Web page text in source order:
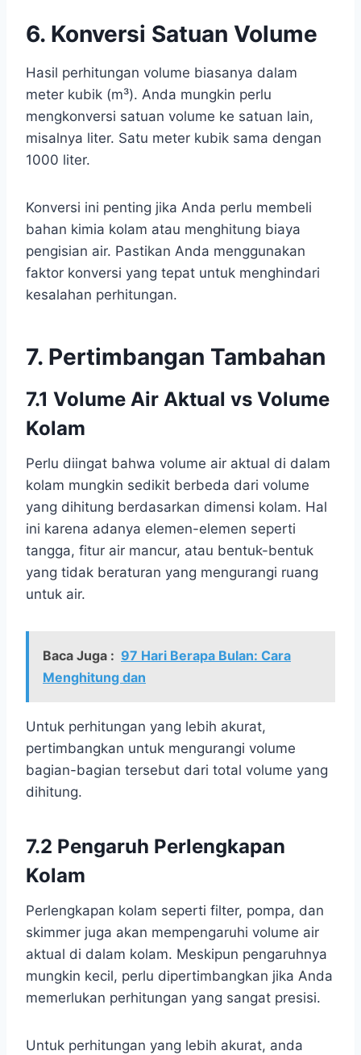
6. Konversi Satuan Volume
Hasil perhitungan volume biasanya dalam
meter kubik (m³). Anda mungkin perlu
mengkonversi satuan volume ke satuan lain,
misalnya liter. Satu meter kubik sama dengan
1000 liter.
Konversi ini penting jika Anda perlu membeli
bahan kimia kolam atau menghitung biaya
pengisian air. Pastikan Anda menggunakan
faktor konversi yang tepat untuk menghindari
kesalahan perhitungan.
7. Pertimbangan Tambahan
7.1 Volume Air Aktual vs Volume
Kolam
Perlu diingat bahwa volume air aktual di dalam
kolam mungkin sedikit berbeda dari volume
yang dihitung berdasarkan dimensi kolam. Hal
ini karena adanya elemen-elemen seperti
tangga, fitur air mancur, atau bentuk-bentuk
yang tidak beraturan yang mengurangi ruang
untuk air.
Baca Juga : 97 Hari Berapa Bulan: Cara
Menghitung dan
Untuk perhitungan yang lebih akurat,
pertimbangkan untuk mengurangi volume
bagian-bagian tersebut dari total volume yang
dihitung.
7.2 Pengaruh Perlengkapan
Kolam
Perlengkapan kolam seperti filter, pompa, dan
skimmer juga akan mempengaruhi volume air
aktual di dalam kolam. Meskipun pengaruhnya
mungkin kecil, perlu dipertimbangkan jika Anda
memerlukan perhitungan yang sangat presisi.
Untuk perhitungan yang lebih akurat, anda